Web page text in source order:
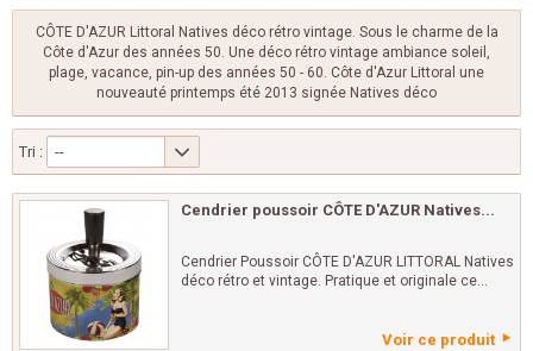
CÔTE D'AZUR Littoral Natives déco rétro vintage. Sous le charme de la
Côte d'Azur des années 50. Une déco rétro vintage ambiance soleil,
plage, vacance, pin-up des années 50 - 60. Côte d'Azur Littoral une
nouveauté printemps été 2013 signée Natives déco
Tri : --
Cendrier poussoir CÔTE D'AZUR Natives...
Cendrier Poussoir CÔTE D'AZUR LITTORAL Natives
déco rétro et vintage. Pratique et originale ce...
Voir ce produit